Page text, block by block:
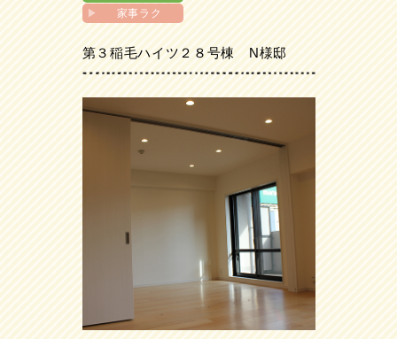
▶︎
家事ラク
第３稲毛ハイツ２８号棟 N様邸